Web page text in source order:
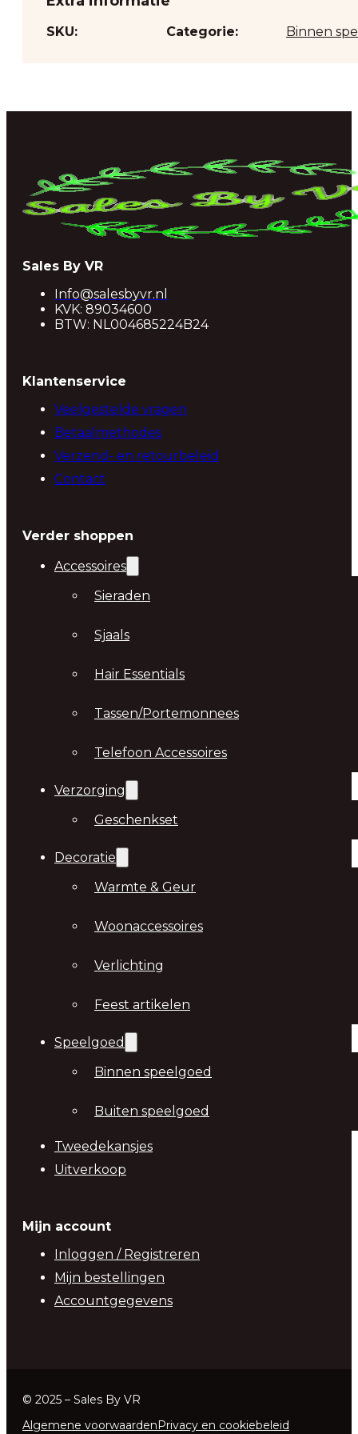
SKU: Categorie: Binnen
Sales By VR
Info@salesbyvr.nl
KVK: 89034600
BTW: NL004685224B24
Klantenservice
Veelgestelde vragen
Betaalmethodes
Verzend- en retourbeleid
Contact
Verder shoppen
Accessoires
Sieraden
Sjaals
Hair Essentials
Tassen/Portemonnees
Telefoon Accessoires
Verzorging
Geschenkset
Decoratie
Warmte & Geur
Woonaccessoires
Verlichting
Feest artikelen
Speelgoed
Binnen speelgoed
Buiten speelgoed
Tweedekansjes
Uitverkoop
Mijn account
Inloggen / Registreren
Mijn bestellingen
Accountgegevens
© 2025 – Sales By VR
Algemene voorwaardenPrivacy en cookiebeleid